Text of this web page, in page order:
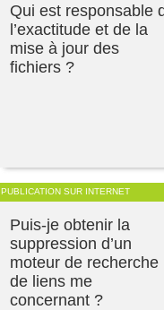
Qui est responsable
l’exactitude et de la
mise à jour des
fichiers ?
PUBLICATION SUR INTERNET
Puis-je obtenir la
suppression d’un
moteur de recherche
de liens me
concernant ?